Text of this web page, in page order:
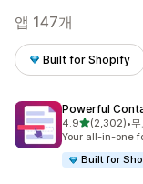
앱 147개
Built for Shopify
Powerful
4.9별 5개 중
(2,302)
총 리뷰 2302개
•무
Your all-in-one
Built for